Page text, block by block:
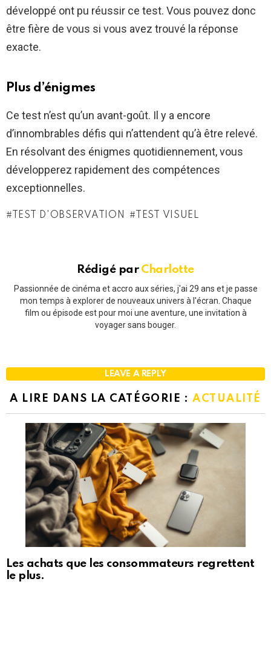
développé ont pu réussir ce test. Vous pouvez donc
être fière de vous si vous avez trouvé la réponse
exacte.
Plus d’énigmes
Ce test n’est qu’un avant-goût. Il y a encore
d’innombrables défis qui n’attendent qu’à être relevé.
En résolvant des énigmes quotidiennement, vous
développerez rapidement des compétences
exceptionnelles.
TEST D'OBSERVATION TEST VISUEL
Rédigé par Charlotte
Passionnée de cinéma et accro aux séries, j'ai 29 ans et je passe
mon temps à explorer de nouveaux univers à l'écran. Chaque
film ou épisode est pour moi une aventure, une invitation à
voyager sans bouger.
LEAVE A REPLY
A LIRE DANS LA CATÉGORIE : ACTUALITÉ
Les achats que les consommateurs regrettent
le plus.